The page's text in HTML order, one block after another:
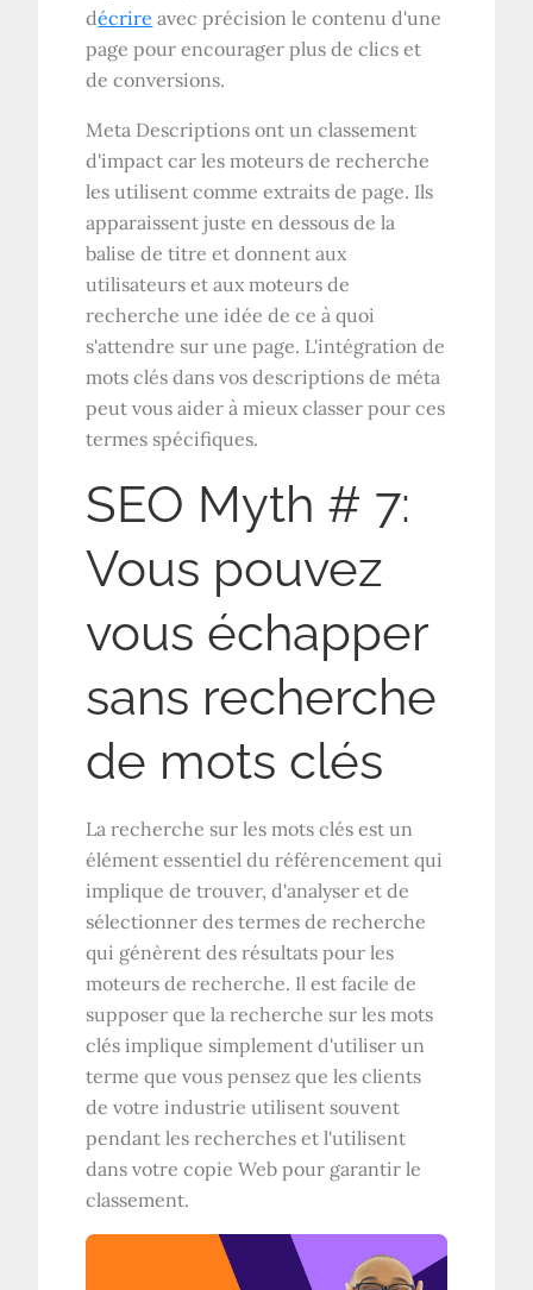
décrire avec précision le contenu d'une
page pour encourager plus de clics et
de conversions.
Meta Descriptions ont un classement
d'impact car les moteurs de recherche
les utilisent comme extraits de page. Ils
apparaissent juste en dessous de la
balise de titre et donnent aux
utilisateurs et aux moteurs de
recherche une idée de ce à quoi
s'attendre sur une page. L'intégration de
mots clés dans vos descriptions de méta
peut vous aider à mieux classer pour ces
termes spécifiques.
SEO Myth # 7:
Vous pouvez
vous échapper
sans recherche
de mots clés
La recherche sur les mots clés est un
élément essentiel du référencement qui
implique de trouver, d'analyser et de
sélectionner des termes de recherche
qui génèrent des résultats pour les
moteurs de recherche. Il est facile de
supposer que la recherche sur les mots
clés implique simplement d'utiliser un
terme que vous pensez que les clients
de votre industrie utilisent souvent
pendant les recherches et l'utilisent
dans votre copie Web pour garantir le
classement.